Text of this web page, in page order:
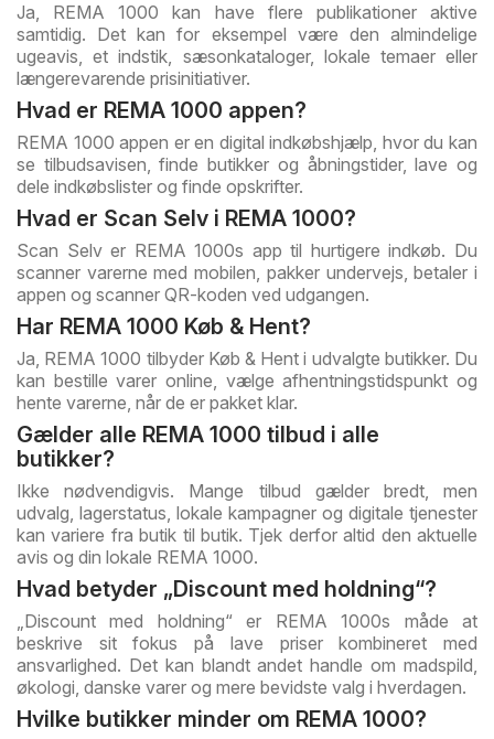
Ja, REMA 1000 kan have flere publikationer aktive
samtidig. Det kan for eksempel være den almindelige
ugeavis, et indstik, sæsonkataloger, lokale temaer eller
længerevarende prisinitiativer.
Hvad er REMA 1000 appen?
REMA 1000 appen er en digital indkøbshjælp, hvor du kan
se tilbudsavisen, finde butikker og åbningstider, lave og
dele indkøbslister og finde opskrifter.
Hvad er Scan Selv i REMA 1000?
Scan Selv er REMA 1000s app til hurtigere indkøb. Du
scanner varerne med mobilen, pakker undervejs, betaler i
appen og scanner QR-koden ved udgangen.
Har REMA 1000 Køb & Hent?
Ja, REMA 1000 tilbyder Køb & Hent i udvalgte butikker. Du
kan bestille varer online, vælge afhentningstidspunkt og
hente varerne, når de er pakket klar.
Gælder alle REMA 1000 tilbud i alle
butikker?
Ikke nødvendigvis. Mange tilbud gælder bredt, men
udvalg, lagerstatus, lokale kampagner og digitale tjenester
kan variere fra butik til butik. Tjek derfor altid den aktuelle
avis og din lokale REMA 1000.
Hvad betyder „Discount med holdning“?
„Discount med holdning“ er REMA 1000s måde at
beskrive sit fokus på lave priser kombineret med
ansvarlighed. Det kan blandt andet handle om madspild,
økologi, danske varer og mere bevidste valg i hverdagen.
Hvilke butikker minder om REMA 1000?